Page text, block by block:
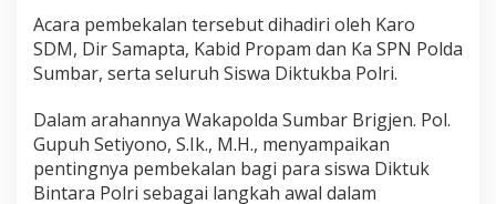
a
D
i
k
u
k
b
a
Acara pembekalan tersebut dihadiri oleh Karo
SDM, Dir Samapta, Kabid Propam dan Ka SPN Polda
Sumbar, serta seluruh Siswa Diktukba Polri.
Dalam arahannya Wakapolda Sumbar Brigjen. Pol.
Gupuh Setiyono, S.Ik., M.H., menyampaikan
pentingnya pembekalan bagi para siswa Diktuk
Bintara Polri sebagai langkah awal dalam